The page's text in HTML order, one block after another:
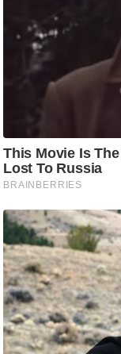
N
फ
स्टा
ल
टे
क्नॉ
लॉ
जी
ब्यू
टी